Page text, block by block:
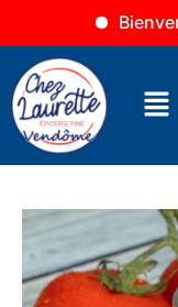
Bienvenue
contenu